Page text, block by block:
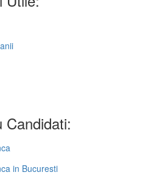
Candidati:
in Bucuresti